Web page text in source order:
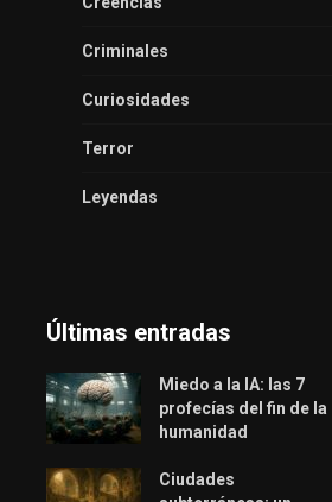
Criminales
Curiosidades
Terror
Leyendas
Últimas entradas
Miedo a la IA: las 7
profecías del fin de la
humanidad
Ciudades